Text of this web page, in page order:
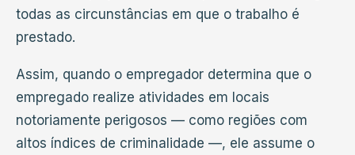
todas as circunstâncias em que o trabalho é
prestado.
Assim, quando o empregador determina que o
empregado realize atividades em locais
notoriamente perigosos — como regiões com
altos índices de criminalidade —, ele assume o